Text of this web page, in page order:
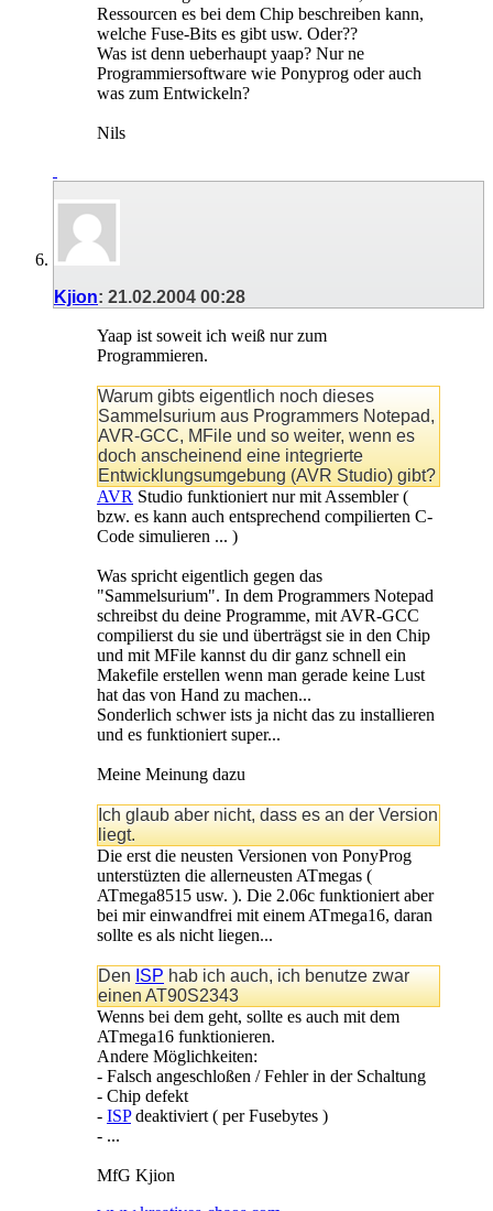
Ressourcen es bei dem Chip beschreiben kann,
welche Fuse-Bits es gibt usw. Oder??
Was ist denn ueberhaupt yaap? Nur ne
Programmiersoftware wie Ponyprog oder auch
was zum Entwickeln?
Nils
Kjion: 21.02.2004 00:28
Yaap ist soweit ich weiß nur zum
Programmieren.
Warum gibts eigentlich noch dieses
Sammelsurium aus Programmers Notepad,
AVR-GCC, MFile und so weiter, wenn es
doch anscheinend eine integrierte
Entwicklungsumgebung (AVR Studio) gibt?
AVR Studio funktioniert nur mit Assembler (
bzw. es kann auch entsprechend compilierten C-
Code simulieren ... )
Was spricht eigentlich gegen das
"Sammelsurium". In dem Programmers Notepad
schreibst du deine Programme, mit AVR-GCC
compilierst du sie und überträgst sie in den Chip
und mit MFile kannst du dir ganz schnell ein
Makefile erstellen wenn man gerade keine Lust
hat das von Hand zu machen...
Sonderlich schwer ists ja nicht das zu installieren
und es funktioniert super...
Meine Meinung dazu
Ich glaub aber nicht, dass es an der Version
liegt.
Die erst die neusten Versionen von PonyProg
unterstüzten die allerneusten ATmegas (
ATmega8515 usw. ). Die 2.06c funktioniert aber
bei mir einwandfrei mit einem ATmega16, daran
sollte es als nicht liegen...
DenISPhab ich auch, ich benutze zwar
einen AT90S2343
Wenns bei dem geht, sollte es auch mit dem
ATmega16 funktionieren.
Andere Möglichkeiten:
- Falsch angeschloßen / Fehler in der Schaltung
- Chip defekt
- ISPdeaktiviert ( per Fusebytes )
- ...
MfG Kjion